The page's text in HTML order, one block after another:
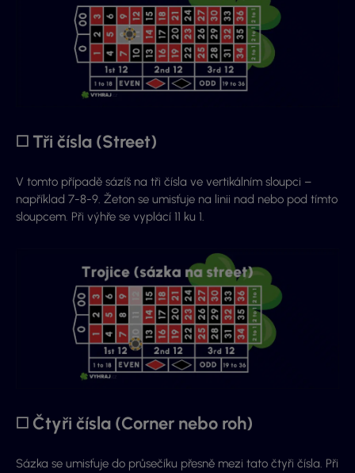
◻️ Tři čísla (Street)
V tomto případě sázíš na tři čísla ve vertikálním sloupci –
například 7-8-9. Žeton se umisťuje na linii nad nebo pod tímto
sloupcem. Při výhře se vyplácí 11 ku 1.
◻️ Čtyři čísla (Corner nebo roh)
Sázka se umisťuje do průsečíku přesně mezi tato čtyři čísla. Při